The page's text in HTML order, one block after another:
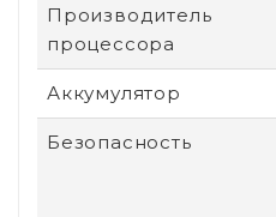
Производитель
процессора
Аккумулятор
Безопасность